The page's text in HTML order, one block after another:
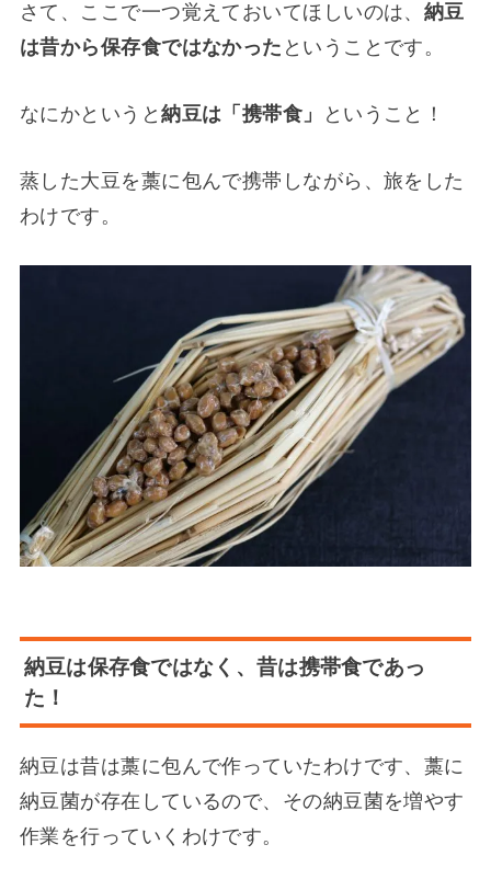
さて、ここで一つ覚えておいてほしいのは、 納豆
は昔から保存食ではなかった ということです。
なにかというと納豆は「携帯食」 ということ！
蒸した大豆を藁に包んで携帯しながら、旅をした
わけです。
納豆は保存食ではなく、昔は携帯食であっ
た！
納豆は昔は藁に包んで作っていたわけです、藁に
納豆菌が存在しているので、その納豆菌を増やす
作業を行っていくわけです。